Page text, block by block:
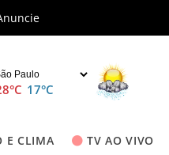
17°C
E CLIMA TV AO VIVO